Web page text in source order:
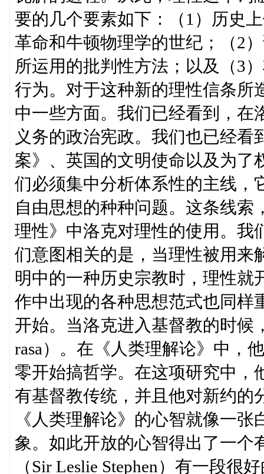
要的几个要素如下：（1）历史
革命和牛顿物理学的世纪；（2
所运用的批判性方法；以及（3
行为。对于这种新的理性信条所
中一些方面。我们已经看到，在
义务的政治宪政。我们也已经
案》、英国的文明使命以及为了
们必须集中分析体系性的主线，
自由思想的种种问题。这条线索
理性》中洛克对理性的使用。我
们意图相关的是，当理性被用来
明中的一种历史宗教时，理性就
作中出现的各种思想范式也同样
开始。当洛克进入基督教的时候
rasa）。在《人类理解论》中，
零开始搞哲学。在这项研究中，
有基督教传统，并且他对新约的
《人类理解论》的心智就像一
象。如此开放的心智得出了一个
（Sir Leslie Stephen）有一段很